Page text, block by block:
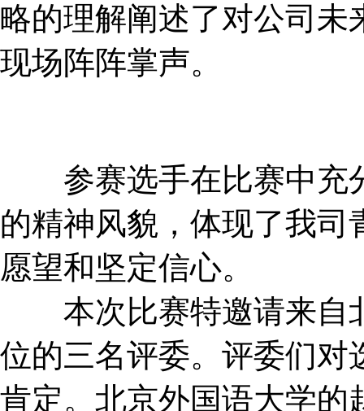
略的理解阐述了对公司未
现场阵阵掌声。
参赛选手在比赛中充
的精神风貌，体现了我
愿望和坚定信心。
本次比赛特邀请来自
位的三名评委。评委们对
肯定。北京外国语大学的